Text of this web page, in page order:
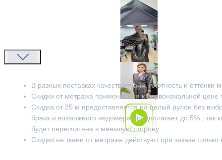
В разных поставках качество ткани, плотность и
Скидки от метража применяются к первоначальной
Скидка от 25 м предоставляется на целый рулон без
брака и возможного недомера предполагает до 5% , так
будет пересчитана в меньшую сторону.
Скидки на ткани от метража действуют при заказе